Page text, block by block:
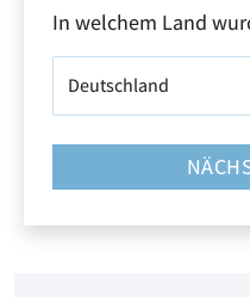
In welchem Land